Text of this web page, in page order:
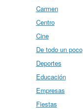
Carmen
Centro
Cine
De todo un poco
Deportes
Educación
Empresas
Fiestas